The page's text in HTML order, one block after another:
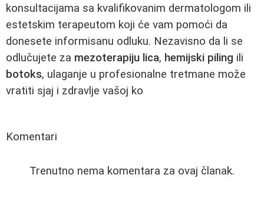
konsultacijama sa kvalifikovanim dermatologom ili
estetskim terapeutom koji će vam pomoći da
donesete informisanu odluku. Nezavisno da li se
odlučujete za mezoterapiju lica, hemijski piling ili
botoks, ulaganje u profesionalne tretmane može
vratiti sjaj i zdravlje vašoj ko
Komentari
Trenutno nema komentara za ovaj članak.